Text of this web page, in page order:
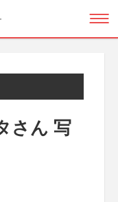
さん 写